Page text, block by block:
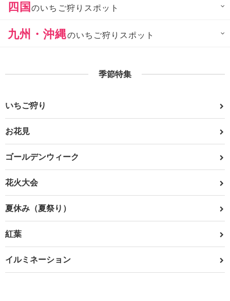
四国のいちご狩りスポット
九州・沖縄のいちご狩りスポット
季節特集
いちご狩り
お花見
ゴールデンウィーク
花火大会
夏休み（夏祭り）
紅葉
イルミネーション